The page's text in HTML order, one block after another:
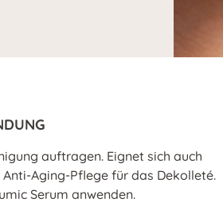
auftragen. Eignet sich auch
Aging-Pflege für das Dekolleté.
Serum anwenden.